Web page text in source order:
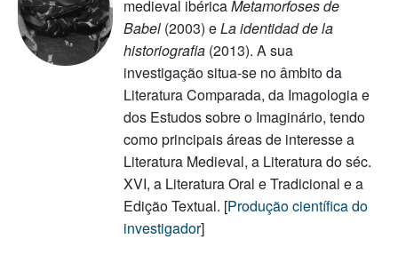
medieval ibéricaMetamorfoses de
Babel(2003) eLa identidad de la
historiografia(2013). A sua
investigação situa-se no âmbito da
Literatura Comparada, da Imagologia e
dos Estudos sobre o Imaginário, tendo
como principais áreas de interesse a
Literatura Medieval, a Literatura do séc.
XVI, a Literatura Oral e Tradicional e a
Edição Textual. [Produção científica do
investigador]